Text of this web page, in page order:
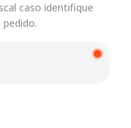
caso identifique